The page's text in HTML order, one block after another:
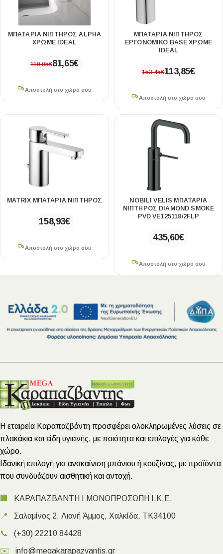
ΜΠΑΤΑΡΙΑ ΝΙΠΤΗΡΟΣ ALPHA
ΧΡΩΜΕ IDEAL
110,05€81,65€
Αποστολή στο χώρο σου
ΜΠΑΤΑΡΙΑ ΝΙΠΤΗΡΟΣ
ΕΡΓΟΝΟΜΙΚΟ BASE ΧΡΩΜΕ
IDEAL
153,45€113,85€
Αποστολή στο χώρο σου
MATRIX ΜΠΑΤΑΡΙΑ ΝΙΠΤΗΡΟΣ
158,93€
Αποστολή στο χώρο σου
NOBILI VELIS ΜΠΑΤΑΡΊΑ
ΝΙΠΤΉΡΟΣ DIAMOND SMOKE
PVD VE125118/2FLP
435,60€
Αποστολή στο χώρο σου
Η εταιρεία Καραπαζβάντη προσφέρει ολοκληρωμένες λύσεις σε
πλακάκια και είδη υγιεινής, με ποιότητα και επιλογές για κάθε
χώρο.
Ιδανική επιλογή για ανακαίνιση μπάνιου ή κουζίνας, με προϊόντα
που συνδυάζουν αισθητική και αντοχή.
🏢 ΚΑΡΑΠΑΖΒΑΝΤΗ Ι ΜΟΝΟΠΡΟΣΩΠΗ Ι.Κ.Ε.
📍 Σαλαμίνος 2, Λιανή Άμμος, Χαλκίδα, ΤΚ34100
📞 (+30) 22210 84428
✉️ info@megakarapazvantis.gr